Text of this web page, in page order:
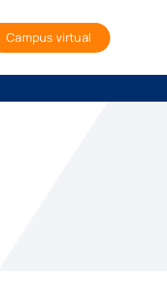
Campus virtual